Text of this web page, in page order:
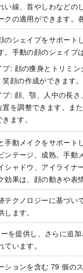
い線、首やしわなどの
クの適用ができます。
のシェイプをサポート
。手動の顔のシェイプ
プ: 顔の痩身とトリミ
顔の作成ができます。
プ: 顔、顎、人中の長
置を調整できます。ま
ます。
手動メイクをサポート
ンテージ、成熟。手動
シャドウ、アイライナ
効果は、顔の動きや表
テクノロジーに基づい
ます。
を提供し、さらに追
います。
ションを含む 79 個の